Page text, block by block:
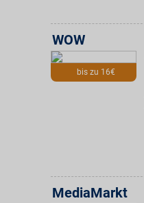
bis zu 16€
WOW
MediaMarkt